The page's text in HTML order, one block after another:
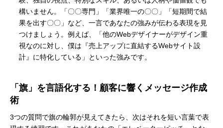
構いません。「〇〇専門」「業界唯一の〇〇」「短期間で結
果を出す〇〇」など、一言であなたの強みが伝わる表現を見
つけましょう。例えば、「他のWebデザイナーがデザイン重
視なのに対し、僕は『売上アップに直結するWebサイト設
計』に特化している」といった強みです。
「旗」を言語化する！顧客に響くメッセージ作成
術
3つの質問で旗の輪郭が見えてきたら、次はそれを短い言葉で表